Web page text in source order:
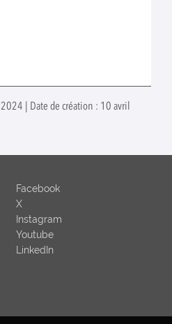
| Date de création : 10 avril
Facebook
X
Instagram
Youtube
LinkedIn